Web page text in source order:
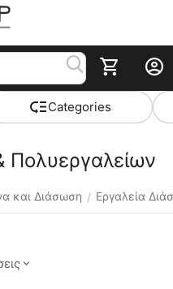
Сategories
Πολυεργαλείων
και Διάσωση / Εργαλεία